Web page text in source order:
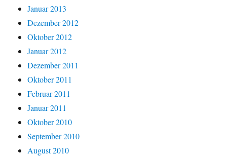
Januar 2013
Dezember 2012
Oktober 2012
Januar 2012
Dezember 2011
Oktober 2011
Februar 2011
Januar 2011
Oktober 2010
September 2010
August 2010